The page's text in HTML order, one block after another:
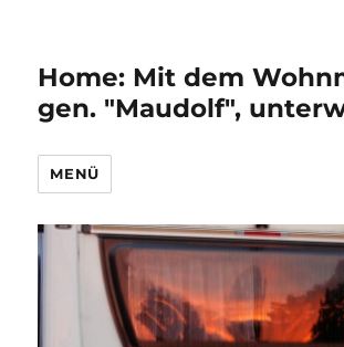
Home: Mit dem
gen. "Maudolf",
MENÜ